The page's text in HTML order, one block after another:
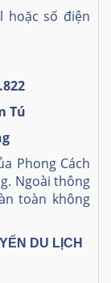
hoặc số điện
Tú
Phong Cách
Ngoài thông
toàn không
DU LỊCH